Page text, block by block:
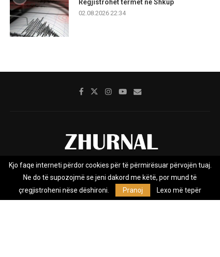
Regjistrohet tërmet në Shkup
02.08.2026 22:34
Rreth nesh Impresumi Marketing
Kontakt
Privacy Policy
Zhurnal.mk është Agjenci e Lajmeve e pavarur, e themeluar në vitin
Kjo faqe interneti përdor cookies për të përmirësuar përvojën tuaj.
Ne do të supozojmë se jeni dakord me këtë, por mund të
çregjistroheni nëse dëshironi.
Pranoj Lexo më tepër